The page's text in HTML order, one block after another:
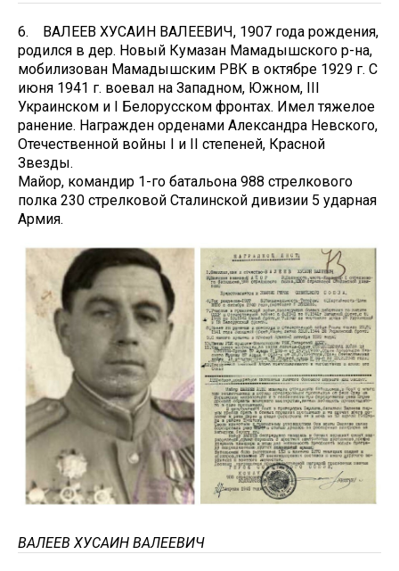
6. ВАЛЕЕВ ХУСАИН ВАЛЕЕВИЧ, 1907 года рождения,
родился в дер. Новый Кумазан Мамадышского р-на,
мобилизован Мамадышским РВК в октябре 1929 г. С
июня 1941 г. воевал на Западном, Южном, III
Украинском и I Белорусском фронтах. Имел тяжелое
ранение. Награжден орденами Александра Невского,
Отечественной войны I и II степеней, Красной
Звезды.
Майор, командир 1-го батальона 988 стрелкового
полка 230 стрелковой Сталинской дивизии 5 ударная
Армия.
ВАЛЕЕВ ХУСАИН ВАЛЕЕВИЧ